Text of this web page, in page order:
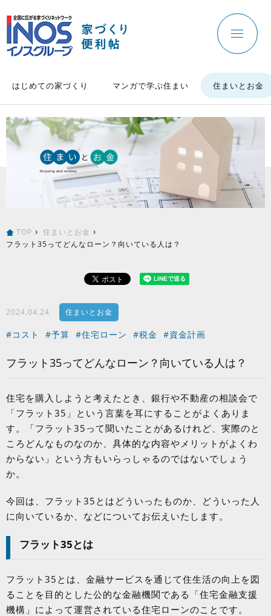
はじめての家づくり マンガで学ぶ住まい 住まいとお金
TOP
住まいとお金
フラット35ってどんなローン？向いている人は？
2024.04.24 住まいとお金
#コスト #予算 #住宅ローン #税金 #資金計画
フラット35ってどんなローン？向いている人は？
住宅を購入しようと考えたとき、銀行や不動産の相談会で
「フラット 35 」という言葉を耳にすることがよくありま
す。「フラット 35 って聞いたことがあるけれど、実際のと
ころどんなものなのか、具体的な内容やメリットがよくわ
からない」という方もいらっしゃるのではないでしょう
か。
今回は、フラット 35 とはどういったものか、どういった人
に向いているか、などについてお伝えいたします。
フラット35とは
フラット 35 とは、金融サービスを通じて住生活の向上を図
ることを目的とした公的な金融機関である「住宅金融支援
機構」によって運営されている住宅ローンのことです。